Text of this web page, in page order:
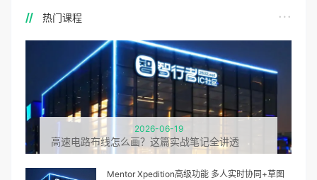
热门课程
2026-06-19
高速电路布线怎么画？这篇实战笔记全讲透
Mentor Xpedition高级功能 多人实时协同+草图